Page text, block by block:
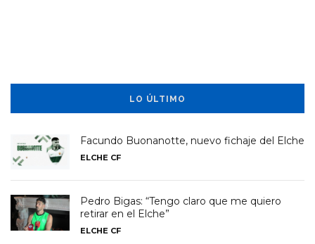
LO ÚLTIMO
Facundo Buonanotte, nuevo fichaje del Elche
ELCHE CF
Pedro Bigas: “Tengo claro que me quiero
retirar en el Elche”
ELCHE CF